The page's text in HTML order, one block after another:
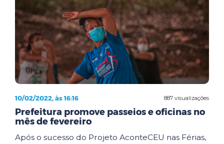
887 visualizações
10/02/2022, às 16:16
Prefeitura promove passeios e oficinas no
mês de fevereiro
Após o sucesso do Projeto AconteCEU nas Férias,